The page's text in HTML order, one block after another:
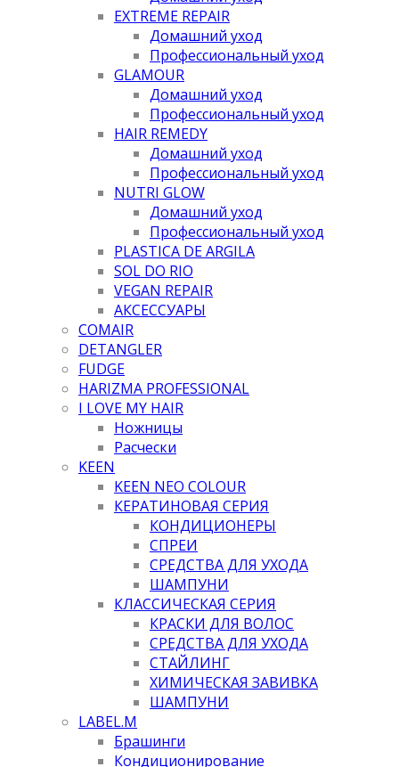
EXTREME REPAIR
Домашний уход
Профессиональный уход
GLAMOUR
Домашний уход
Профессиональный уход
HAIR REMEDY
Домашний уход
Профессиональный уход
NUTRI GLOW
Домашний уход
Профессиональный уход
PLASTICA DE ARGILA
SOL DO RIO
VEGAN REPAIR
АКСЕССУАРЫ
COMAIR
DETANGLER
FUDGE
HARIZMA PROFESSIONAL
I LOVE MY HAIR
Ножницы
Расчески
KEEN
KEEN NEO COLOUR
КЕРАТИНОВАЯ СЕРИЯ
КОНДИЦИОНЕРЫ
СПРЕИ
СРЕДСТВА ДЛЯ УХОДА
ШАМПУНИ
КЛАССИЧЕСКАЯ СЕРИЯ
КРАСКИ ДЛЯ ВОЛОС
СРЕДСТВА ДЛЯ УХОДА
СТАЙЛИНГ
ХИМИЧЕСКАЯ ЗАВИВКА
ШАМПУНИ
LABEL.M
Брашинги
Кондиционирование